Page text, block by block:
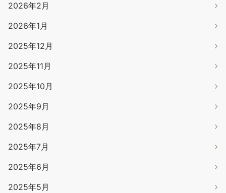
2026年2月
2026年1月
2025年12月
2025年11月
2025年10月
2025年9月
2025年8月
2025年7月
2025年6月
2025年5月